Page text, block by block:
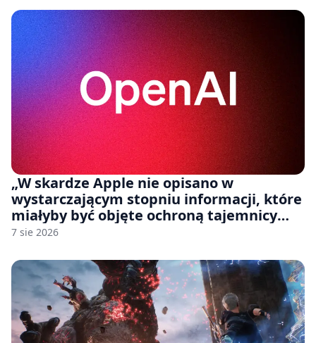
„W skardze Apple nie opisano w
wystarczającym stopniu informacji, które
miałyby być objęte ochroną tajemnicy
handlowej”. OpenAI żąda odrzucenia
7 sie 2026